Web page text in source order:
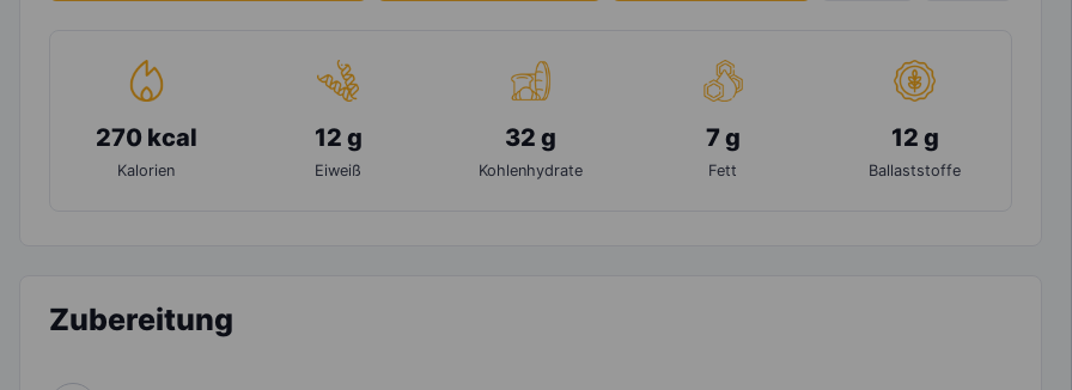
270 kcal
Kalorien
12 g
Eiweiß
32 g
Kohlenhydrate
7 g
Fett
12 g
Ballaststoffe
Zubereitung